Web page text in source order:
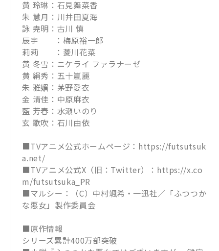
黄 玲琳：石見舞菜香
朱 慧月：川井田夏海
詠 尭明：古川 慎
辰宇 ：梅原裕一郎
莉莉 ：菱川花菜
黄 冬雪：ニケライ ファラナーゼ
黄 絹秀：五十嵐麗
朱 雅媚：茅野愛衣
金 清佳：中原麻衣
藍 芳春：水瀬いのり
玄 歌吹：石川由依
■TVアニメ公式ホームページ：https://futsutsuk
a.net/
■TVアニメ公式X（旧：Twitter）：https://x.co
m/futsutsuka_PR
■マルシー：（C）中村颯希・一迅社／「ふつつか
な悪女」製作委員会
■原作情報
シリーズ累計400万部突破